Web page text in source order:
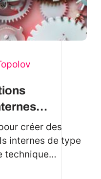
créer des
internes de type
technique